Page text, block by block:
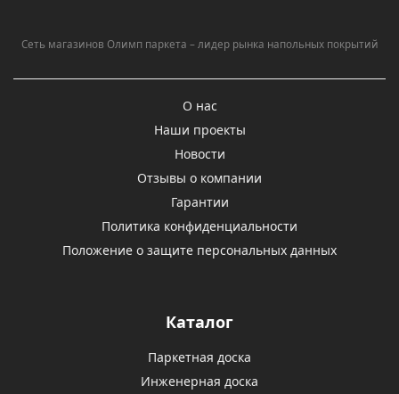
Сеть магазинов Олимп паркета – лидер рынка напольных покрытий
О нас
Наши проекты
Новости
Отзывы о компании
Гарантии
Политика конфиденциальности
Положение о защите персональных данных
Каталог
Паркетная доска
Инженерная доска